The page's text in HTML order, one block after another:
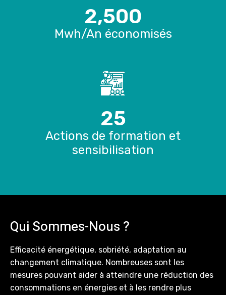
2,500
Mwh/An économisés
25
Actions de formation et
sensibilisation
Qui Sommes-Nous ?
Efficacité énergétique, sobriété, adaptation au
changement climatique. Nombreuses sont les
mesures pouvant aider à atteindre une réduction des
consommations en énergies et à les rendre plus